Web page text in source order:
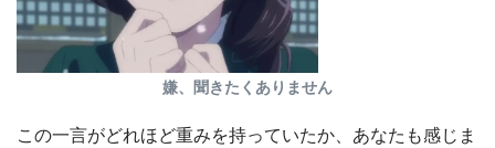
嫌、聞きたくありません
この一言がどれほど重みを持っていたか、あなたも感じま